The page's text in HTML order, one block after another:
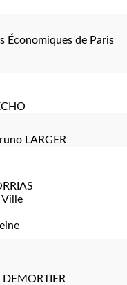
Économiques de Paris
LARGER
Ville